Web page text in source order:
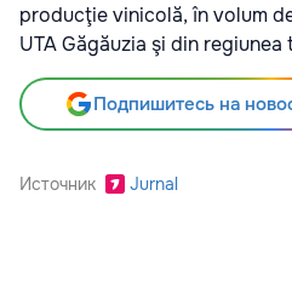
producţie vinicolă, în volum
UTA Găgăuzia şi din regiunea
Подпишитесь на
Источник Jurnal